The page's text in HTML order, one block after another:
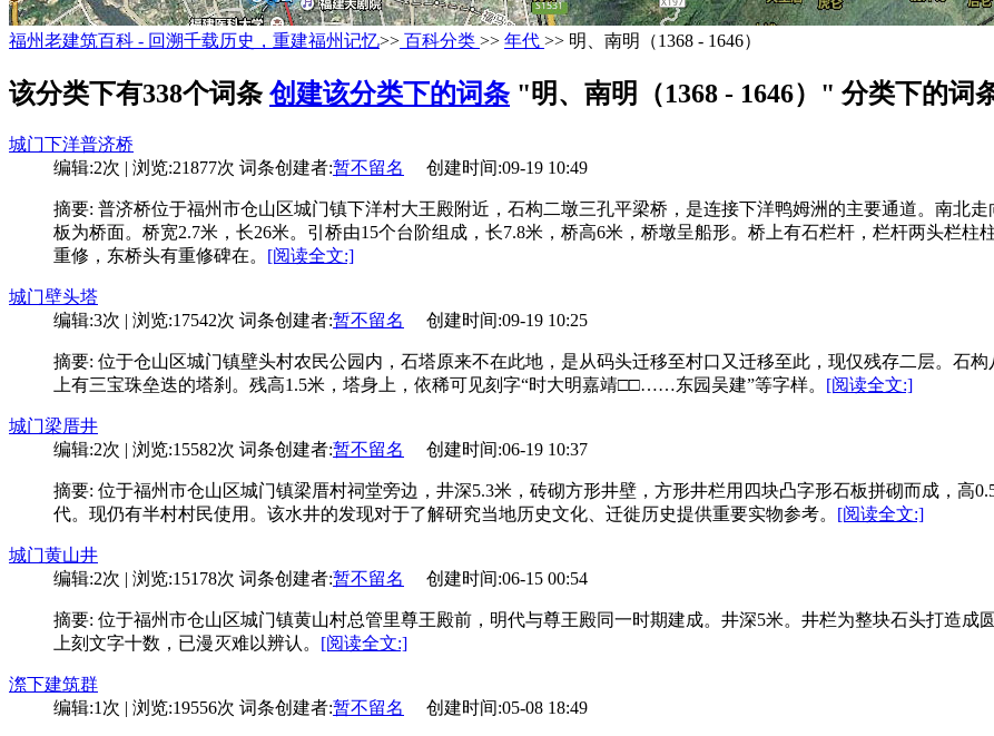
福州老建筑百科 - 回溯千载历史，重建福州记忆>> 百科分类 >> 年代 >> 明、南明（1368 - 1646）
该分类下有338个词条 创建该分类下的词条 "明、南明（1368 - 1646）" 分类下的词
城门下洋普济桥
编辑:2次 | 浏览:21877次 词条创建者:暂不留名 创建时间:09-19 10:49
摘要: 普济桥位于福州市仓山区城门镇下洋村大王殿附近，石构二墩三孔平梁桥，是连接下洋鸭姆洲的主要通道。南北
板为桥面。桥宽2.7米，长26米。引桥由15个台阶组成，长7.8米，桥高6米，桥墩呈船形。桥上有石栏杆，栏杆两头栏
重修，东桥头有重修碑在。 [阅读全文:]
城门壁头塔
编辑:3次 | 浏览:17542次 词条创建者:暂不留名 创建时间:09-19 10:25
摘要: 位于仓山区城门镇壁头村农民公园内，石塔原来不在此地，是从码头迁移至村口又迁移至此，现仅残存二层。石
上有三宝珠垒迭的塔刹。残高1.5米，塔身上，依稀可见刻字“时大明嘉靖□□……东园吴建”等字样。 [阅读全文:]
城门梁厝井
编辑:2次 | 浏览:15582次 词条创建者:暂不留名 创建时间:06-19 10:37
摘要: 位于福州市仓山区城门镇梁厝村祠堂旁边，井深5.3米，砖砌方形井壁，方形井栏用四块凸字形石板拼砌而成，高
代。现仍有半村村民使用。该水井的发现对于了解研究当地历史文化、迁徙历史提供重要实物参考。 [阅读全文:]
城门黄山井
编辑:2次 | 浏览:15178次 词条创建者:暂不留名 创建时间:06-15 00:54
摘要: 位于福州市仓山区城门镇黄山村总管里尊王殿前，明代与尊王殿同一时期建成。井深5米。井栏为整块石头打造成
上刻文字十数，已漫灭难以辨认。 [阅读全文:]
漈下建筑群
编辑:1次 | 浏览:19556次 词条创建者:暂不留名 创建时间:05-08 18:49